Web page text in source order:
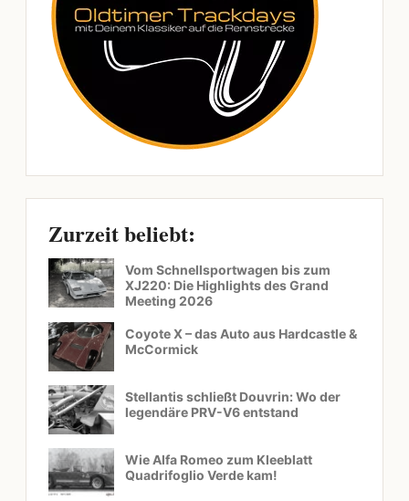
Zurzeit beliebt:
Vom Schnellsportwagen bis zum
XJ220: Die Highlights des Grand
Meeting 2026
Coyote X – das Auto aus Hardcastle &
McCormick
Stellantis schließt Douvrin: Wo der
legendäre PRV-V6 entstand
Wie Alfa Romeo zum Kleeblatt
Quadrifoglio Verde kam!